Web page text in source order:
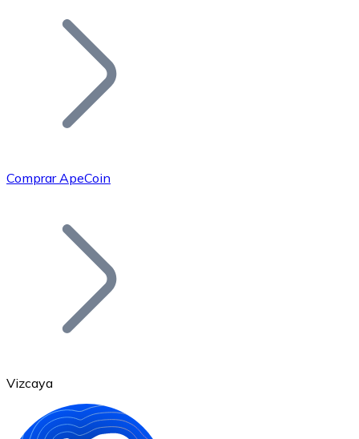
Añade tu proyecto a nuestro ecosistema.
Bitcoin
Comprar ApeCoin
Vizcaya